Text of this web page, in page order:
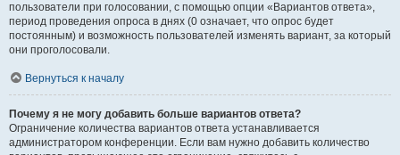
пользователи при голосовании, с помощью опции «Вариантов ответа»,
период проведения опроса в днях (0 означает, что опрос будет
постоянным) и возможность пользователей изменять вариант, за который
они проголосовали.
Вернуться к началу
Почему я не могу добавить больше вариантов ответа?
Ограничение количества вариантов ответа устанавливается
администратором конференции. Если вам нужно добавить количество